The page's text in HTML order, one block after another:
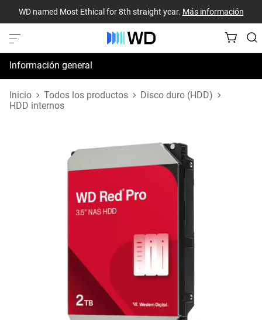
WD named Most Ethical for 8th straight year. Más información
Información general
Especificaciones
Inicio Todos los productos
Disco duro (HDD)
HDD internos